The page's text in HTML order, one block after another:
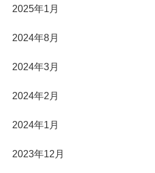
2025年1月
2024年8月
2024年3月
2024年2月
2024年1月
2023年12月